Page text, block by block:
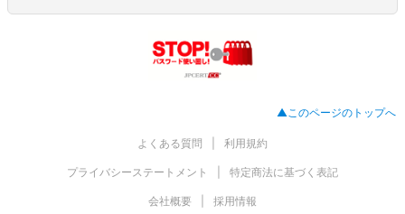
▲このページのトップへ
よくある質問 利用規約
プライバシーステートメント 特定商法に基づく表記
会社概要 採用情報